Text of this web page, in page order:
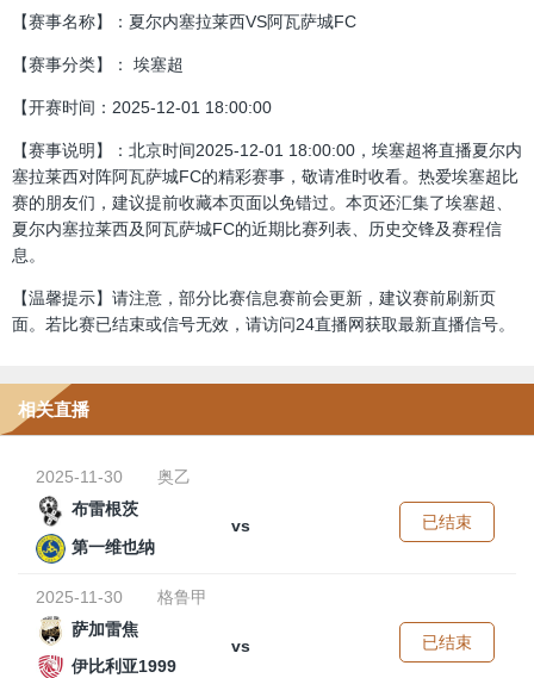
【赛事名称】：夏尔内塞拉莱西VS阿瓦萨城FC
【赛事分类】： 埃塞超
【开赛时间：2025-12-01 18:00:00
【赛事说明】：北京时间2025-12-01 18:00:00，埃塞超将直播夏尔内
塞拉莱西对阵阿瓦萨城FC的精彩赛事，敬请准时收看。热爱埃塞超比
赛的朋友们，建议提前收藏本页面以免错过。本页还汇集了埃塞超、
夏尔内塞拉莱西及阿瓦萨城FC的近期比赛列表、历史交锋及赛程信
息。
【温馨提示】请注意，部分比赛信息赛前会更新，建议赛前刷新页
面。若比赛已结束或信号无效，请访问24直播网获取最新直播信号。
相关直播
2025-11-30
奥乙
布雷根茨
vs
第一维也纳
已结束
2025-11-30
格鲁甲
萨加雷焦
vs
伊比利亚1999
已结束